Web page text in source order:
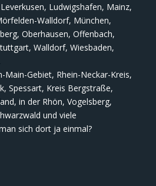
Ludwigshafen, Mainz,
Walldorf, München,
Oberhausen, Offenbach,
Walldorf, Wiesbaden,
Main-Gebiet, Rhein-Neckar-Kreis,
Spessart, Kreis Bergstraße,
in der Rhön, Vogelsberg,
und viele
sich dort ja einmal?